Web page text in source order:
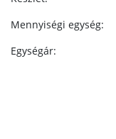
Mennyiségi egység:
Egységár: